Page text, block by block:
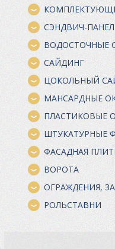
СЭНДВИЧ-
ВОДОСТОЧНЫЕ
САЙДИНГ
ЦОКОЛЬНЫЙ
МАНСАРДНЫЕ
ПЛАСТИКОВЫЕ
ШТУКАТУРНЫЕ
ФАСАДНАЯ
ВОРОТА
ОГРАЖДЕНИЯ,
РОЛЬСТАВНИ